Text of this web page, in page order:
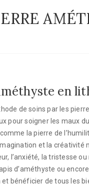
en
de soins par les
pour soigner les maux
la pierre de
et la créativité
l’anxiété, la tristesse
d’améthyste ou
bénéficier de tous les